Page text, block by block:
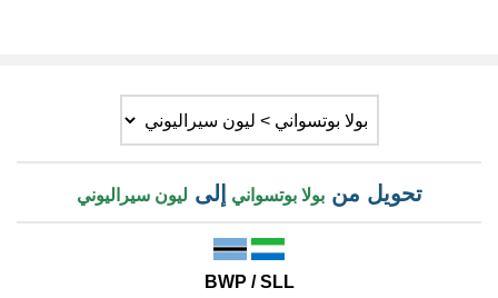
تحويل منبولا بوتسواني إلى ليون سيراليوني
BWP / SLL